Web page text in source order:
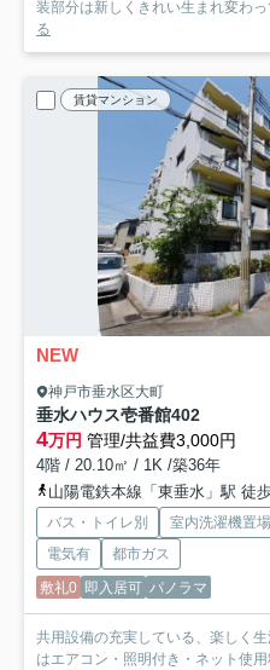
装部分は新しくきれい生まれ変わ
る
賃貸マンション
NEW
神戸市垂水区大町
垂水ハウス壱番館402
4万円 管理/共益費3,000円
4階 / 20.10㎡ / 1K /築36年
山陽電鉄本線「東垂水」駅 徒
バス・トイレ別 室内洗濯機置場
電気有
都市ガス
敷礼0 即入居可 パノラマ
共用設備の充実している、楽しく
はエアコン・照明付き・ネット使